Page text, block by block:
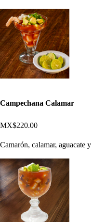
Campechana Calamar
MX$220.00
Camarón, calamar, aguacate